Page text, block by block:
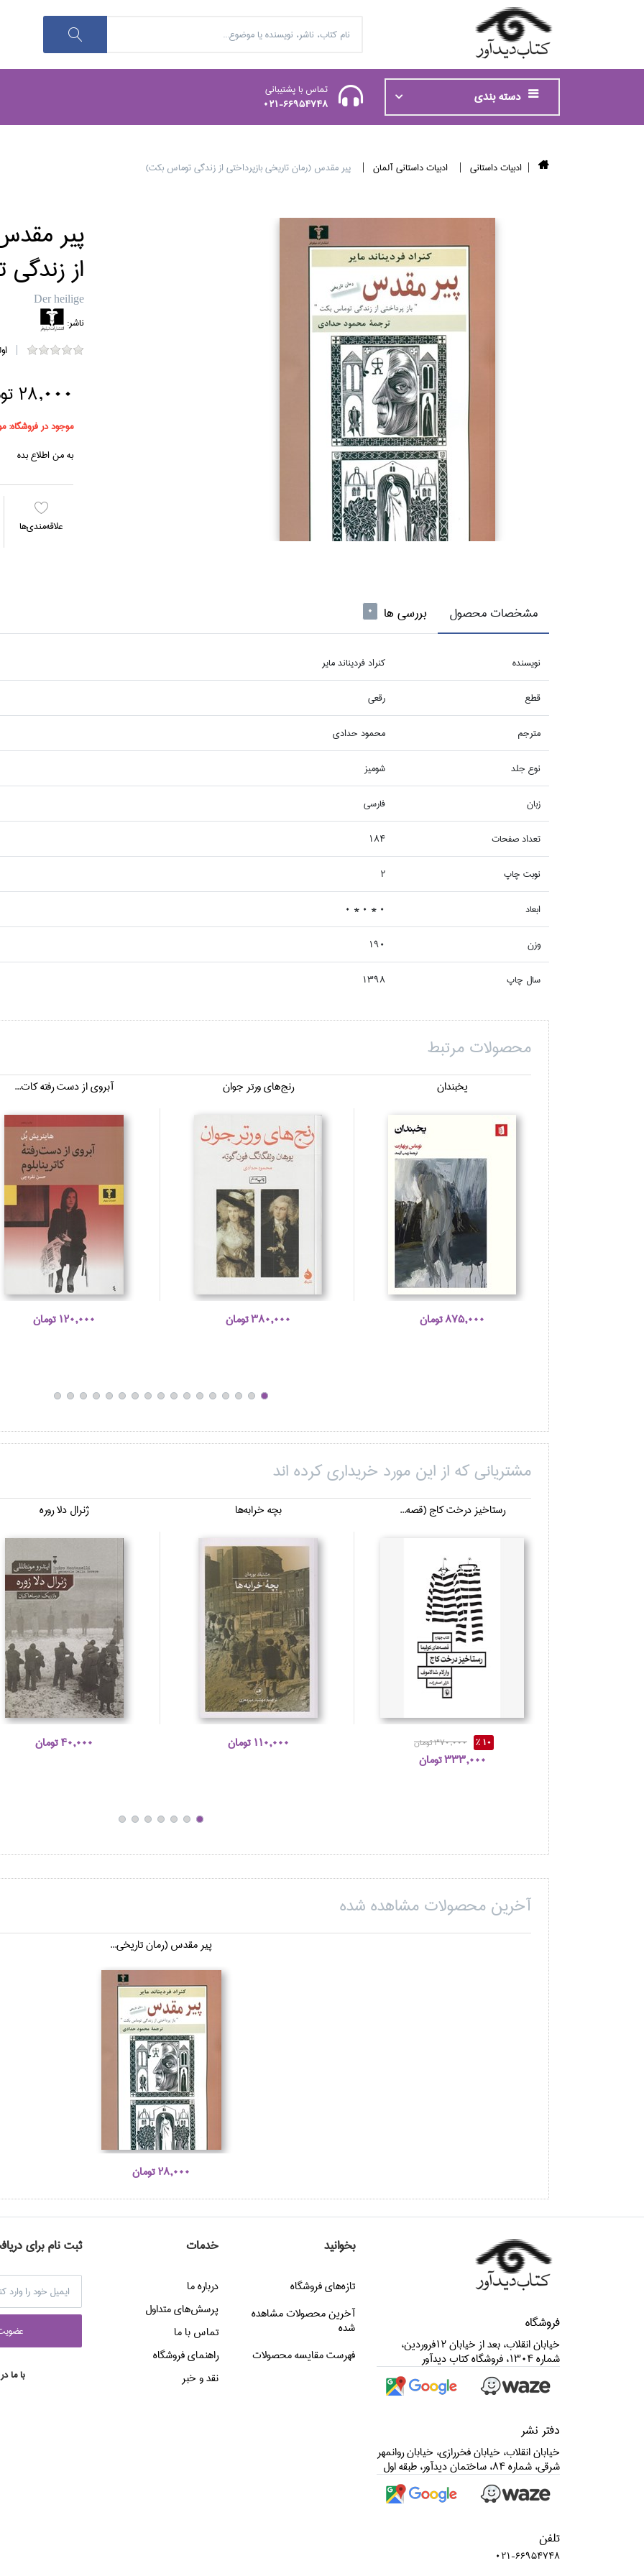
دسته بندی
تماس با پشتیبانی
021-66954748
ادبيات داستاني ادبيات داستاني آلمان پير مقدس (رمان تاريخي بازپرداختي از زندگي توماس بكت)
پير
از
Der heilige
ناشر:
28,000 تومان
موجود در فروشگاه:
به من اطلاع بده
علاقه‌مندي‌ها
مشخصات محصول بررسی ها 0
نويسنده كنراد فرديناند ماير
قطع رقعي
مترجم محمود حدادي
نوع جلد شوميز
زبان فارسي
تعداد صفحات 184
نوبت چاپ 2
ابعاد 0 * 0 * 0
وزن 190
سال چاپ 1398
محصولات مرتبط
يخبندان
875,000 تومان
رنج‌هاي ورتر جوان
380,000 تومان
آبروي از دست رفته كات...
120,000 تومان
مشتریانی که از این مورد خریداری کرده اند
رستاخيز درخت كاج (قصه...
10 % 370,000 تومان
333,000 تومان
بچه خرابه‌ها
110,000 تومان
ژنرال دلا روره
40,000 تومان
آخرین محصولات مشاهده شده
پير مقدس (رمان تاريخي...
28,000 تومان
فروشگاه
خيابان انقلاب، بعد از خيابان 12فروردين،
شماره 1304، فروشگاه كتاب ديدآور
دفتر نشر
خيابان انقلاب، خيابان فخررازي، خيابان روانمهر
شرقي، شماره 84، ساختمان ديدآور، طبقه اول
تلفن
021-66954748
بخوانید
تازه‌هاي فروشگاه
آخرین محصولات مشاهده
شده
فهرست مقایسه محصولات
خدمات
درباره ما
پرسش‌هاي متداول
تماس با ما
راهنماي فروشگاه
نقد و خبر
ثبت نام برای
با ما